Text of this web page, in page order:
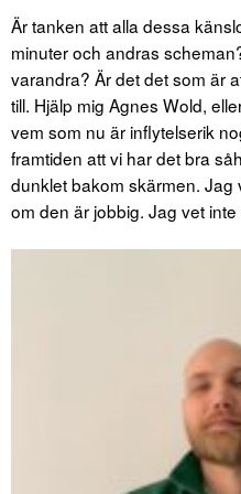
Är tanken att alla dessa
minuter och andras
varandra? Är det det som är
till. Hjälp mig Agnes Wold,
vem som nu är inflytelserik
framtiden att vi har det bra
dunklet bakom skärmen. Jag
om den är jobbig. Jag vet